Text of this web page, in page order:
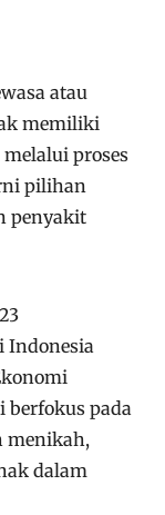
atau
memiliki
proses
pilihan
penyakit
Indonesia
berfokus pada
menikah,
dalam